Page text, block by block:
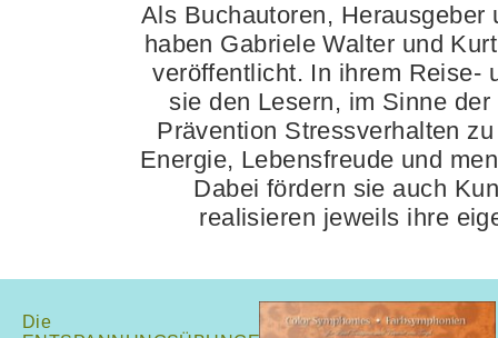
Als Buchautoren, Herausgeber
haben Gabriele Walter und
veröffentlicht. In ihrem Reise-
sie den Lesern, im Sinne
Prävention Stressverhalten
Energie, Lebensfreude und
Dabei fördern sie auch
realisieren jeweils ihre
Die